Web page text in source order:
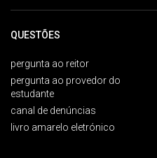
QUESTÕES
pergunta ao reitor
pergunta ao provedor do
estudante
canal de denúncias
livro amarelo eletrónico